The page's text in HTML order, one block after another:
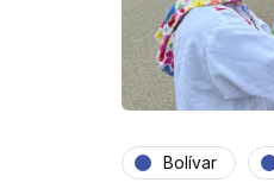
Bolívar